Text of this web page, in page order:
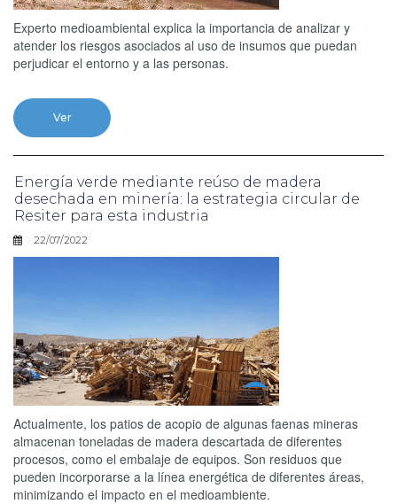
Experto medioambiental explica la importancia de analizar y
atender los riesgos asociados al uso de insumos que puedan
perjudicar el entorno y a las personas.
Ver
Energía verde mediante reúso de madera
desechada en minería: la estrategia circular de
Resiter para esta industria
22/07/2022
Actualmente, los patios de acopio de algunas faenas mineras
almacenan toneladas de madera descartada de diferentes
procesos, como el embalaje de equipos. Son residuos que
pueden incorporarse a la línea energética de diferentes áreas,
minimizando el impacto en el medioambiente.